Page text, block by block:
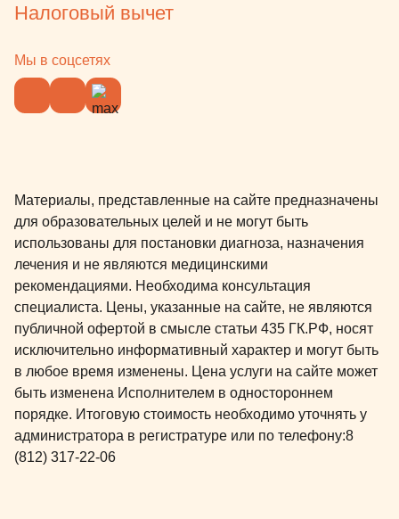
Налоговый вычет
Мы в соцсетях
Материалы, представленные на сайте предназначены
для образовательных целей и не могут быть
использованы для постановки диагноза, назначения
лечения и не являются медицинскими
рекомендациями. Необходима консультация
специалиста. Цены, указанные на сайте, не являются
публичной офертой в смысле статьи 435 ГК.РФ, носят
исключительно информативный характер и могут быть
в любое время изменены. Цена услуги на сайте может
быть изменена Исполнителем в одностороннем
порядке. Итоговую стоимость необходимо уточнять у
администратора в регистратуре или по телефону:8
(812) 317-22-06